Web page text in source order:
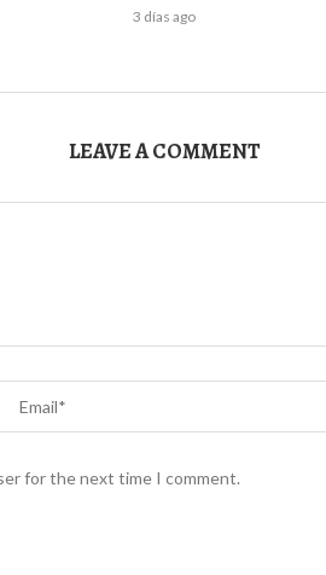
3 días ago
LEAVE A COMMENT
for the next time I comment.